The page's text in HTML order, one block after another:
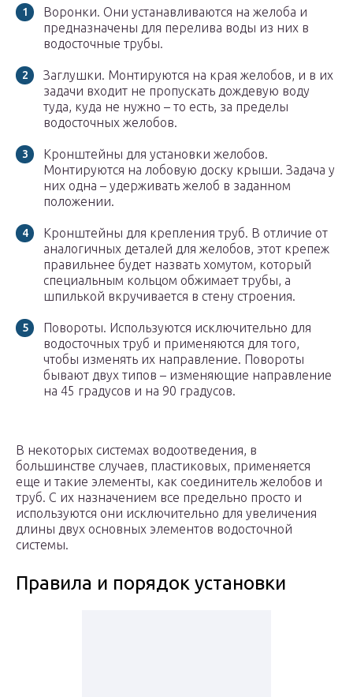
Воронки. Они устанавливаются на желоба и
предназначены для перелива воды из них в
водосточные трубы.
Заглушки. Монтируются на края желобов, и в их
задачи входит не пропускать дождевую воду
туда, куда не нужно – то есть, за пределы
водосточных желобов.
Кронштейны для установки желобов.
Монтируются на лобовую доску крыши. Задача у
них одна – удерживать желоб в заданном
положении.
Кронштейны для крепления труб. В отличие от
аналогичных деталей для желобов, этот крепеж
правильнее будет назвать хомутом, который
специальным кольцом обжимает трубы, а
шпилькой вкручивается в стену строения.
Повороты. Используются исключительно для
водосточных труб и применяются для того,
чтобы изменять их направление. Повороты
бывают двух типов – изменяющие направление
на 45 градусов и на 90 градусов.
В некоторых системах водоотведения, в
большинстве случаев, пластиковых, применяется
еще и такие элементы, как соединитель желобов и
труб. С их назначением все предельно просто и
используются они исключительно для увеличения
длины двух основных элементов водосточной
системы.
Правила и порядок установки